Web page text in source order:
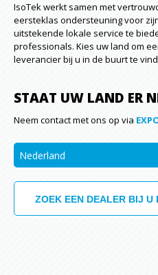
IsoTek werkt samen met
eersteklas ondersteuning voor
uitstekende lokale service te
professionals. Kies uw land om
leverancier bij u in de buurt te
STAAT UW LAND ER
Neem contact met ons op via